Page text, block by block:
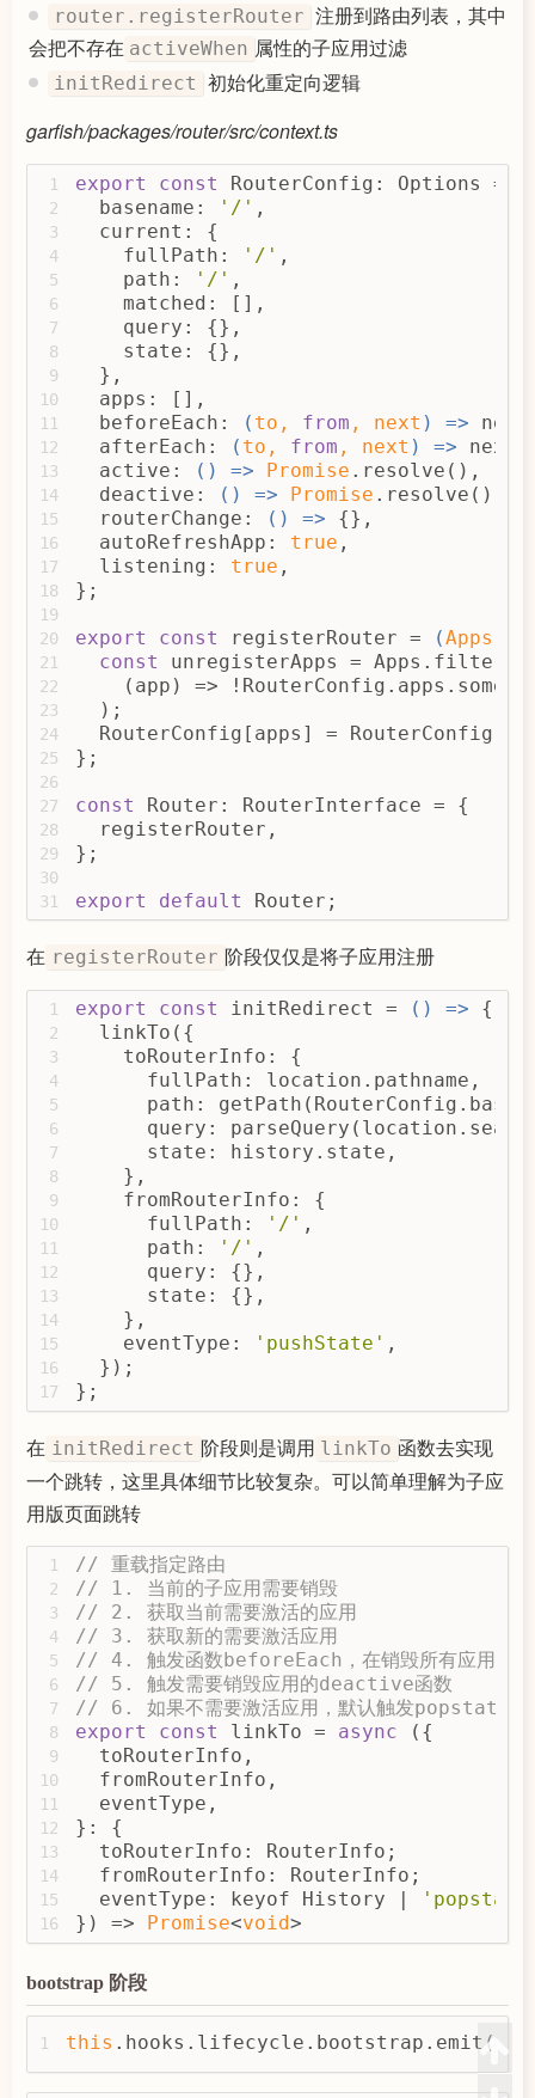
92
93
94
96
98
99
100
101
102
103
104
105
106
107
108
109
110
111
112
113
114
115
116
117
118
119
120
121
122
123
124
125
126
127
128
129
131
133
134
135
136
delete
            });
            router.setRouterConfig({
apps:
return
(needDelete) =>
                );
              }),
            });
          }
        }
const apps =
const
        })
as Array
const listenOptions = {
          basename,
          active,
          deactive,
          autoRefreshApp,
          notMatch: onNotMatchRouter,
          listening:
true,
        };
        routerLog(
      },
const
appList = Object
// @ts-ignore
// Has been running after
        routerLog(
'registerApp
      },
    };
  };
router.registerRouter 注册到路由列表，其中
会把不存在 activeWhen 属性的子应用过滤
initRedirect 初始化重定向逻辑
garfish/packages/router/src/context.ts
1
2
3
4
5
6
7
8
9
10
11
12
13
14
15
16
17
18
19
20
21
22
23
24
25
26
27
28
29
30
31
export const RouterConfig: Options = {
  basename:
'/' ,
  current: {
    fullPath:
'/' ,
    path:
'/' ,
    matched: [],
    query: {},
    state: {},
  },
  apps: [],
  beforeEach:
( to, from , next ) =>
  afterEach:
( to, from , next ) =>
  active:
() => Promise .resolve(),
  deactive:
() => Promise .resolve(),
  routerChange:
() => {},
  autoRefreshApp:
true ,
  listening:
true ,
};
export const registerRouter = (Apps:
const unregisterApps = Apps.filter(
    (app) => !RouterConfig.apps.some(
  );
RouterConfig[apps] =
};
const Router: RouterInterface = {
  registerRouter,
};
export default Router;
在 registerRouter 阶段仅仅是将子应用注册
1
2
3
4
5
6
7
8
9
10
11
12
13
14
15
16
17
export const initRedirect = () => {
  linkTo({
    toRouterInfo: {
      fullPath: location.pathname,
path:
query:
      state: history.state,
    },
    fromRouterInfo: {
      fullPath:
'/' ,
      path:
'/' ,
      query: {},
      state: {},
    },
    eventType:
'pushState' ,
  });
};
在 initRedirect 阶段则是调用 linkTo 函数去实现
一个跳转，这里具体细节比较复杂。可以简单理解为子应
用版页面跳转
1
2
3
4
5
6
7
8
9
10
11
12
13
14
15
16
// 重载指定路由
// 1. 当前的子应用需要销毁
// 2. 获取当前需要激活的应用
// 3. 获取新的需要激活应用
// 4. 触发函数beforeEach，在销毁所有应用之前
// 5. 触发需要销毁应用的deactive函数
// 6. 如果不需要激活应用，默认触发popstate
export
const linkTo = async ({
  toRouterInfo,
  fromRouterInfo,
  eventType,
}: {
  toRouterInfo: RouterInfo;
  fromRouterInfo: RouterInfo;
  eventType: keyof History |
}) =>
Promise<void>
bootstrap 阶段
1 this .hooks.lifecycle.bootstrap.emit(